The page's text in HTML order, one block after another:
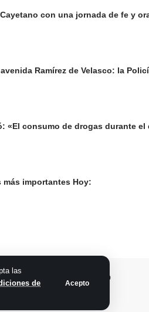
las
de
Acepto
con una jornada de fe y
Ramírez de Velasco: la
«El consumo de drogas durante
importantes Hoy: